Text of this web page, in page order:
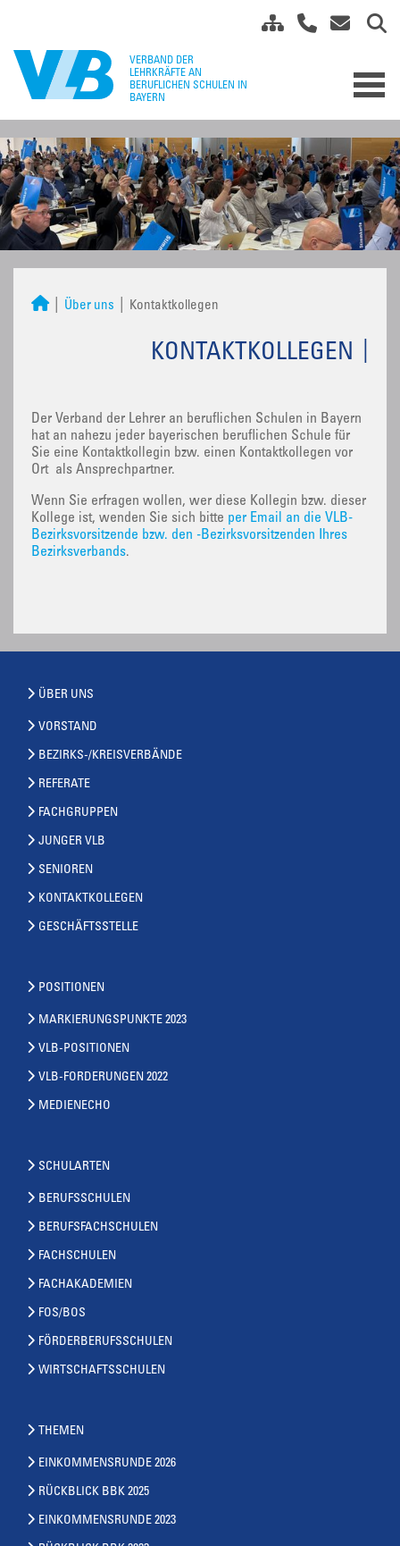
Über uns Kontaktkollegen
KONTAKTKOLLEGEN
Der Verband der Lehrer an beruflichen Schulen in Bayern
hat an nahezu jeder bayerischen beruflichen Schule für
Sie eine Kontaktkollegin bzw. einen Kontaktkollegen vor
Ort als Ansprechpartner.
Wenn Sie erfragen wollen, wer diese Kollegin bzw. dieser
Kollege ist, wenden Sie sich bitte per Email an die VLB-
Bezirksvorsitzende bzw. den -Bezirksvorsitzenden Ihres
Bezirksverbands.
ÜBER UNS
VORSTAND
BEZIRKS-/KREISVERBÄNDE
REFERATE
FACHGRUPPEN
JUNGER VLB
SENIOREN
KONTAKTKOLLEGEN
GESCHÄFTSSTELLE
POSITIONEN
MARKIERUNGSPUNKTE 2023
VLB-POSITIONEN
VLB-FORDERUNGEN 2022
MEDIENECHO
SCHULARTEN
BERUFSSCHULEN
BERUFSFACHSCHULEN
FACHSCHULEN
FACHAKADEMIEN
FOS/BOS
FÖRDERBERUFSSCHULEN
WIRTSCHAFTSSCHULEN
THEMEN
EINKOMMENSRUNDE 2026
RÜCKBLICK BBK 2025
EINKOMMENSRUNDE 2023